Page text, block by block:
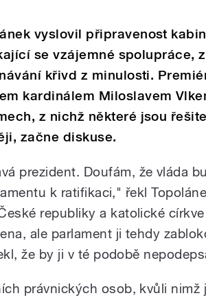
vyslovil připravenost
se vzájemné spolupráce,
křivd z minulosti.
kardinálem Miloslavem
z nichž některé jsou
začne diskuse.
prezident. Doufám, že vláda
k ratifikaci," řekl
republiky a katolické
ale parlament ji tehdy
že by ji v té podobě
právnických osob, kvůli nimž